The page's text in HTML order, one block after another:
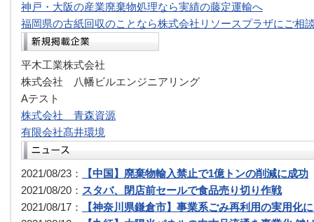
神戸・大阪の産業廃棄物処理なら実績の藤定運輸へ
福岡県の古紙回収のことなら株式会社リソースプラザにご相
平木工業株式会社
株式会社 八幡ビルエンジニアリング
Aテスト
株式会社 青森資源
有限会社髙井環境
2021/08/23：
【中国】廃棄物輸入禁止で1億トンの削減に成功
2021/08/20： スタバ、閉店前セールで食品売り切り作戦
2021/08/17：
【神奈川県鎌倉市】事業系ごみ再利用の実用化